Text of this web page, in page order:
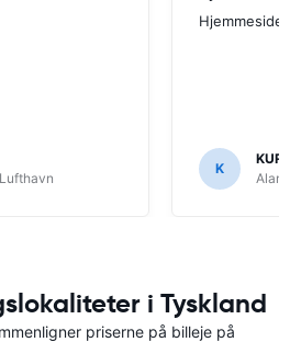
K
i Tyskland
priserne på billeje på